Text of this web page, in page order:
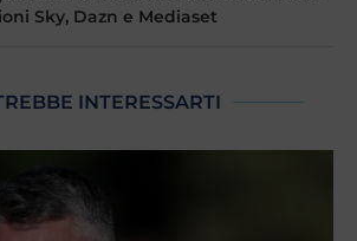
Sky, Dazn e Mediaset
INTERESSARTI